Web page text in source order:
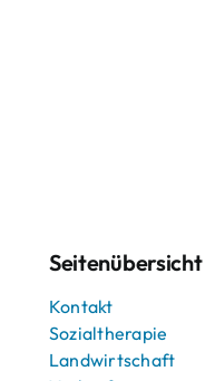
Seitenübersicht
Kontakt
Sozialtherapie
Landwirtschaft